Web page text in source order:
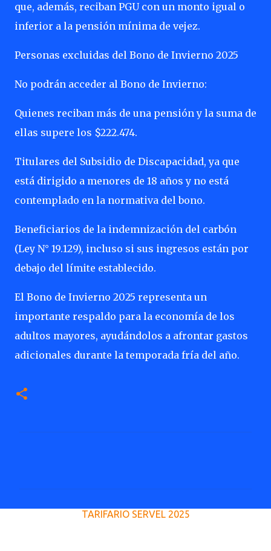
que, además, reciban PGU con un monto igual o
inferior a la pensión mínima de vejez.
Personas excluidas del Bono de Invierno 2025
No podrán acceder al Bono de Invierno:
Quienes reciban más de una pensión y la suma de
ellas supere los $222.474.
Titulares del Subsidio de Discapacidad, ya que
está dirigido a menores de 18 años y no está
contemplado en la normativa del bono.
Beneficiarios de la indemnización del carbón
(Ley N° 19.129), incluso si sus ingresos están por
debajo del límite establecido.
El Bono de Invierno 2025 representa un
importante respaldo para la economía de los
adultos mayores, ayudándolos a afrontar gastos
adicionales durante la temporada fría del año.
TARIFARIO SERVEL 2025